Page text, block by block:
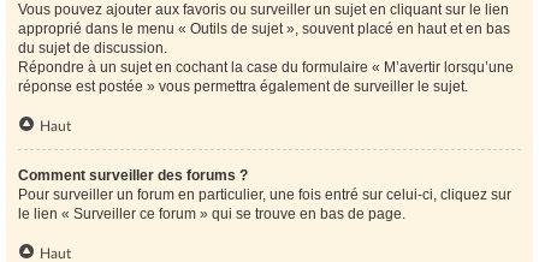
Vous pouvez ajouter aux favoris ou surveiller un sujet en cliquant sur le lien
approprié dans le menu « Outils de sujet », souvent placé en haut et en bas
du sujet de discussion.
Répondre à un sujet en cochant la case du formulaire « M’avertir lorsqu’une
réponse est postée » vous permettra également de surveiller le sujet.
Haut
Comment surveiller des forums ?
Pour surveiller un forum en particulier, une fois entré sur celui-ci, cliquez sur
le lien « Surveiller ce forum » qui se trouve en bas de page.
Haut